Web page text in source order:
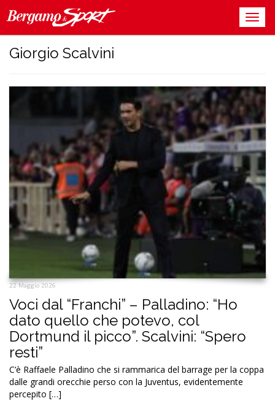
Giorgio Scalvini
22 Maggio 2026
Voci dal “Franchi” – Palladino: “Ho
dato quello che potevo, col
Dortmund il picco”. Scalvini: “Spero
resti”
C’è Raffaele Palladino che si rammarica del barrage per la coppa
dalle grandi orecchie perso con la Juventus, evidentemente
percepito […]